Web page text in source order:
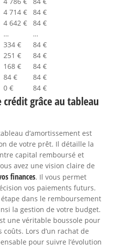
4 714 €
84 €
4 642 €
84 €
…
…
334 €
84 €
251 €
84 €
168 €
84 €
84 €
84 €
0 € 84 €
grâce au tableau
d’amortissement est
de votre prêt. Il détaille la
capital remboursé et
avez une vision claire de
finances. Il vous permet
vos paiements futurs.
dans le remboursement
la gestion de votre budget.
une véritable boussole pour
Lors d’un rachat de
pour suivre l’évolution